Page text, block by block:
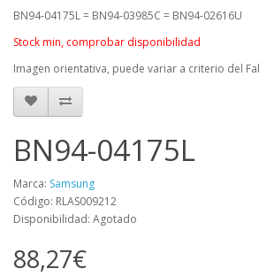
BN94-04175L = BN94-03985C = BN94-02616U
Stock min, comprobar disponibilidad
Imagen orientativa, puede variar a criterio del
BN94-04175L
Marca: Samsung
Código: RLAS009212
Disponibilidad: Agotado
88,27€